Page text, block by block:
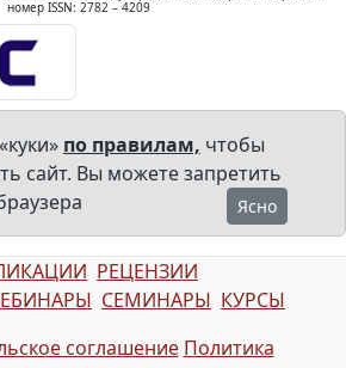
номер ISSN: 2782 – 4209
по правилам, чтобы
сайт. Вы можете запретить
Ясно
РЕЦЕНЗИИ
СЕМИНАРЫ КУРСЫ
соглашение Политика